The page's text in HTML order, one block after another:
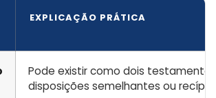
EXPLICAÇÃO PRÁTICA
Pode existir como dois
disposições semelhantes ou